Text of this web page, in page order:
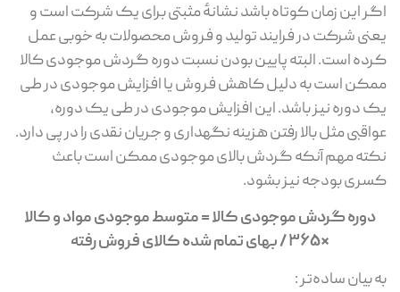
اگر این زمان کوتاه باشد نشانهٔ مثبتی برای یک شرکت است و
یعنی شرکت در فرایند تولید و فروش محصولات به خوبی عمل
کرده است. البته پایین بودن نسبت دوره گردش موجودی کالا
ممکن است به دلیل کاهش فروش یا افزایش موجودی در طی
یک دوره نیز باشد. این افزایش موجودی در طی یک دوره،
عواقبی مثل بالا رفتن هزینه نگهداری و جریان نقدی را در پی دارد.
نکته مهم آنکه گردش بالای موجودی ممکن است باعث
کسری بودجه نیز بشود.
دوره گردش موجودی کالا = متوسط موجودی مواد و کالا
*۳۶۵ / بهای تمام شده کالای فروش رفته
به بیان ساده‌تر :